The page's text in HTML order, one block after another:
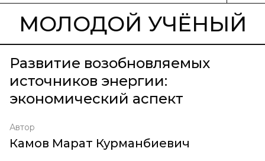
МОЛОДОЙ УЧЁНЫЙ
Развитие возобновляемых
источников энергии:
экономический аспект
Автор
Камов Марат Курманбиевич